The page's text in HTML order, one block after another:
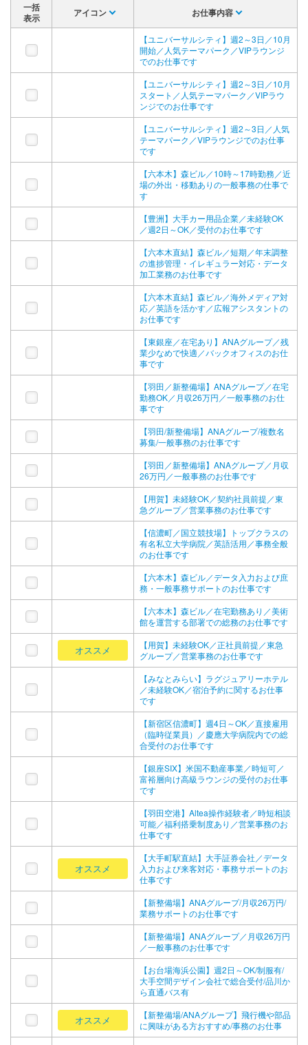
一括
表示
アイコン お仕事内容
【ユニバーサルシティ】週2～3日／10月
開始／人気テーマパーク／VIPラウンジ
でのお仕事です
【ユニバーサルシティ】週2～3日／10月
スタート／人気テーマパーク／VIPラウ
ンジでのお仕事です
【ユニバーサルシティ】週2～3日／人気
テーマパーク／VIPラウンジでのお仕事
です
【六本木】森ビル／10時～17時勤務／近
場の外出・移動ありの一般事務の仕事で
す
【豊洲】大手カー用品企業／未経験OK
／週2日～OK／受付のお仕事です
【六本木直結】森ビル／短期／年末調整
の進捗管理・イレギュラー対応・データ
加工業務のお仕事です
【六本木直結】森ビル／海外メディア対
応／英語を活かす／広報アシスタントの
お仕事です
【東銀座／在宅あり】ANAグループ／残
業少なめで快適／バックオフィスのお仕
事です
【羽田／新整備場】ANAグループ／在宅
勤務OK／月収26万円／一般事務のお仕
事です
【羽田/新整備場】ANAグループ/複数名
募集/一般事務のお仕事です
【羽田／新整備場】ANAグループ／月収
26万円／一般事務のお仕事です
【用賀】未経験OK／契約社員前提／東
急グループ／営業事務のお仕事です
【信濃町／国立競技場】トップクラスの
有名私立大学病院／英語活用／事務全般
のお仕事です
【六本木】森ビル／データ入力および庶
務・一般事務サポートのお仕事です
【六本木】森ビル／在宅勤務あり／美術
館を運営する部署での総務のお仕事です
オススメ
【用賀】未経験OK／正社員前提／東急
グループ／営業事務のお仕事です
【みなとみらい】ラグジュアリーホテル
／未経験OK／宿泊予約に関するお仕事
です
【新宿区信濃町】週4日～OK／直接雇用
（臨時従業員）／慶應大学病院内での総
合受付のお仕事です
【銀座SIX】米国不動産事業／時短可／
富裕層向け高級ラウンジの受付のお仕事
です
【羽田空港】Altea操作経験者／時短相談
可能／福利搭乗制度あり／営業事務のお
仕事です
オススメ
【大手町駅直結】大手証券会社／データ
入力および来客対応・事務サポートのお
仕事です
【新整備場】ANAグループ/月収26万円/
業務サポートのお仕事です
【新整備場】ANAグループ／月収26万円
／一般事務のお仕事です
【お台場海浜公園】週2日～OK/制服有/
大手空間デザイン会社で総合受付/品川か
ら直通バス有
オススメ
【新整備場/ANAグループ】飛行機や部品
に興味がある方おすすめ/事務のお仕事